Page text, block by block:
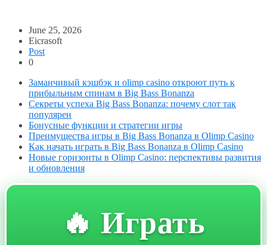
June 25, 2026
Eicrasoft
Post
0
Заманчивый кэшбэк и olimp casino откроют путь к
прибыльным спинам в Big Bass Bonanza
Секреты успеха Big Bass Bonanza: почему слот так
популярен
Бонусные функции и стратегии игры
Преимущества игры в Big Bass Bonanza в Olimp Casino
Как начать играть в Big Bass Bonanza в Olimp Casino
Новые горизонты в Olimp Casino: перспективы развития
и обновления
🔥 Играть